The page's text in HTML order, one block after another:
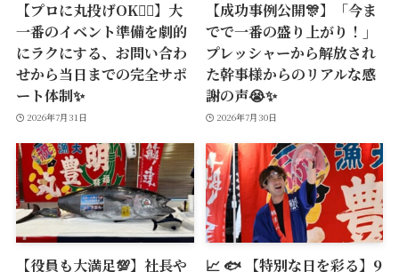
【プロに丸投げOK🙆‍♂️】大
一番のイベント準備を劇的
にラクにする、お問い合わ
せから当日までの完全サポ
ート体制✨
2026年7月31日
【成功事例公開🎊】「今ま
でで一番の盛り上がり！」
プレッシャーから解放され
た幹事様からのリアルな感
謝の声😭✨
2026年7月30日
【役員も大満足💯】社長や
📈 🐟 【特別な日を彩る】9